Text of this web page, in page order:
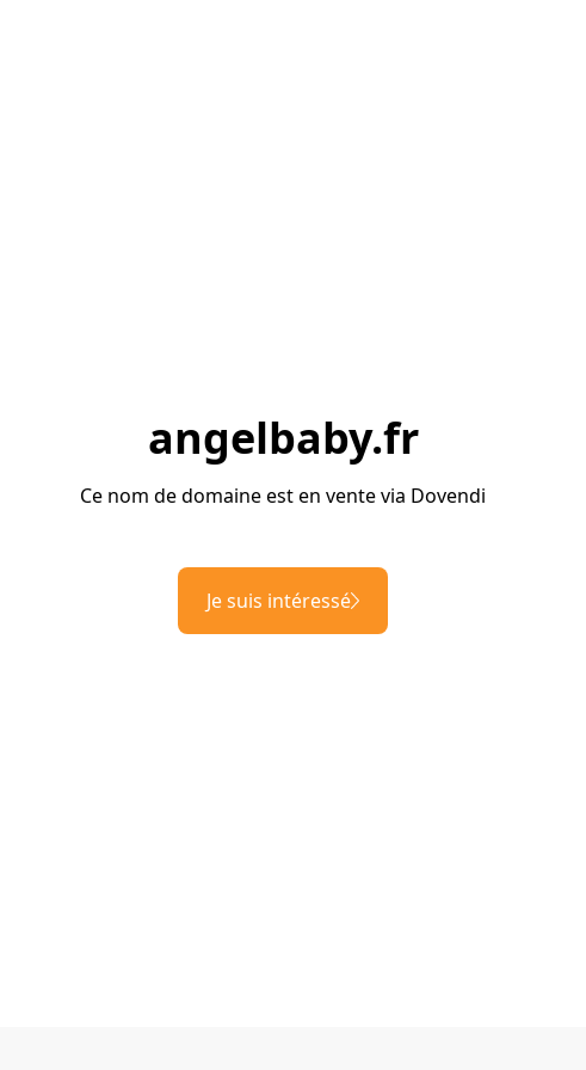
angelbaby.fr
Ce nom de domaine est en vente via Dovendi
Je suis intéressé